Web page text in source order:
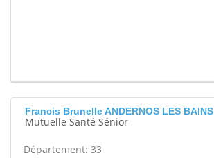
Francis Brunelle ANDERNOS LES BAINS
Mutuelle Santé Sénior
Département: 33